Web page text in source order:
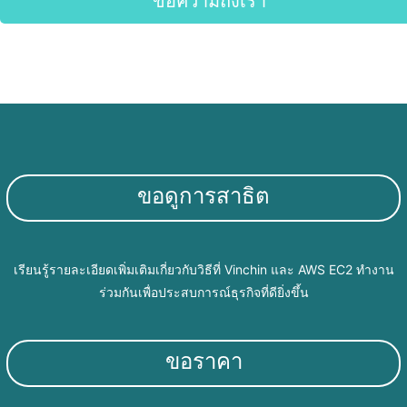
ขอดูการสาธิต
เรียนรู้รายละเอียดเพิ่มเติมเกี่ยวกับวิธีที่ Vinchin และ AWS EC2 ทำงาน
ร่วมกันเพื่อประสบการณ์ธุรกิจที่ดียิ่งขึ้น
ขอราคา